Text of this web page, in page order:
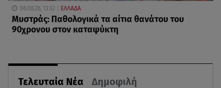
Τελευταία Νέα Δημοφιλή
06.08.26, 13:32 ΕΛΛΑΔΑ
Μυστράς: Παθολογικά τα αίτια θανάτου του
90χρονου στον καταψύκτη